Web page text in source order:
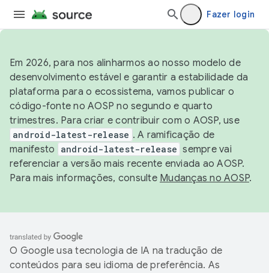
Fazer login
Em 2026, para nos alinharmos ao nosso modelo de
desenvolvimento estável e garantir a estabilidade da
plataforma para o ecossistema, vamos publicar o
código-fonte no AOSP no segundo e quarto
trimestres. Para criar e contribuir com o AOSP, use
android-latest-release . A ramificação de
manifesto
android-latest-release sempre vai
referenciar a versão mais recente enviada ao AOSP.
Para mais informações, consulte Mudanças no AOSP.
O Google usa tecnologia de IA na tradução de
conteúdos para seu idioma de preferência. As